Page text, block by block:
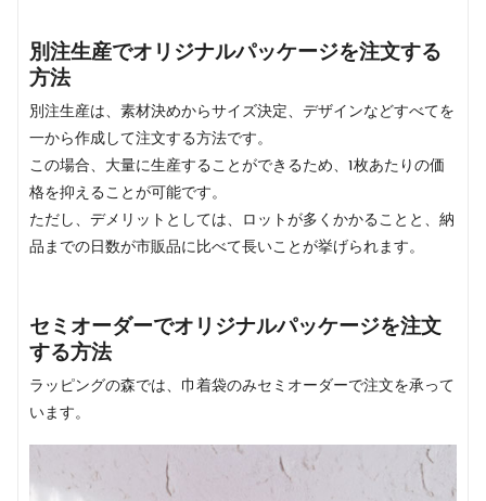
別注生産でオリジナルパッケージを注文する
方法
別注生産は、素材決めからサイズ決定、デザインなどすべてを
一から作成して注文する方法です。
この場合、大量に生産することができるため、1枚あたりの価
格を抑えることが可能です。
ただし、デメリットとしては、ロットが多くかかることと、納
品までの日数が市販品に比べて長いことが挙げられます。
セミオーダーでオリジナルパッケージを注文
する方法
ラッピングの森では、巾着袋のみセミオーダーで注文を承って
います。